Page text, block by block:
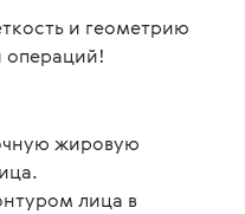
и геометрию
операций!
жировую
лица в